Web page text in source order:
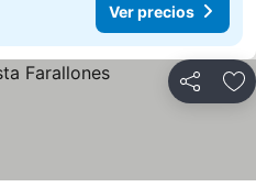
Ver precios
Compartir